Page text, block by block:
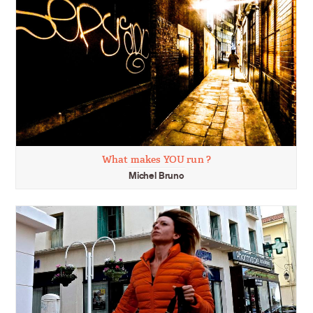
What makes YOU run ?
Michel Bruno